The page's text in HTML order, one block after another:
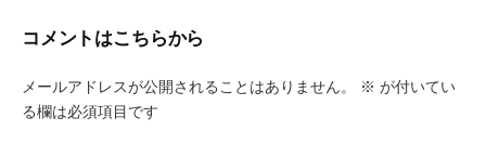
ゲ
シ
ョ
コメントはこちらから
メールアドレスが公開されることはありません。 ※ が付いてい
る欄は必須項目です